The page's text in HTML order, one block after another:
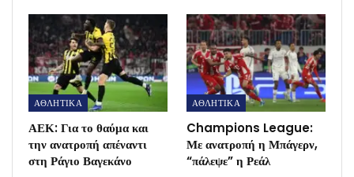
ΑΘΛΗΤΙΚΑ
ΑΕΚ: Για το θαύμα και
την ανατροπή απέναντι
στη Ράγιο Βαγεκάνο
ΑΘΛΗΤΙΚΑ
Champions League:
Με ανατροπή η Μπάγερν,
“πάλεψε” η Ρεάλ